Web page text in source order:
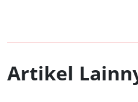
Artikel